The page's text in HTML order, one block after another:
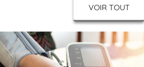
VOIR TOUT